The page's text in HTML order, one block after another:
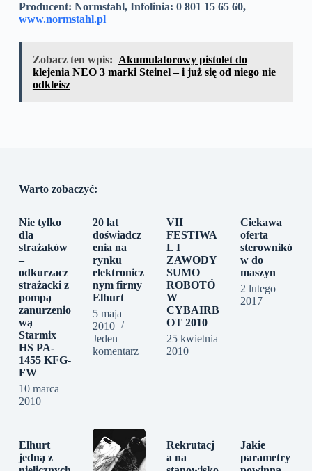
Producent: Normstahl, Infolinia: 0 801 15 65 60,
www.normstahl.pl
Zobacz ten wpis: Akumulatorowy pistolet do
klejenia NEO 3 marki Steinel – i już się od niego nie
odkleisz
Warto zobaczyć:
Nie tylko
dla
strażaków
–
odkurzacz
strażacki z
pompą
zanurzenio
wą
Starmix
HS PA-
1455 KFG-
FW
10 marca
2010
20 lat
doświadcz
enia na
rynku
elektronicz
nym firmy
Elhurt
5 maja
2010
Jeden
komentarz
VII
FESTIWA
L I
ZAWODY
SUMO
ROBOTÓ
W
CYBAIRB
OT 2010
25 kwietnia
2010
Ciekawa
oferta
sterownikó
w do
maszyn
2 lutego
2017
Elhurt
jedną z
Rekrutacj
a na
Jakie
parametry